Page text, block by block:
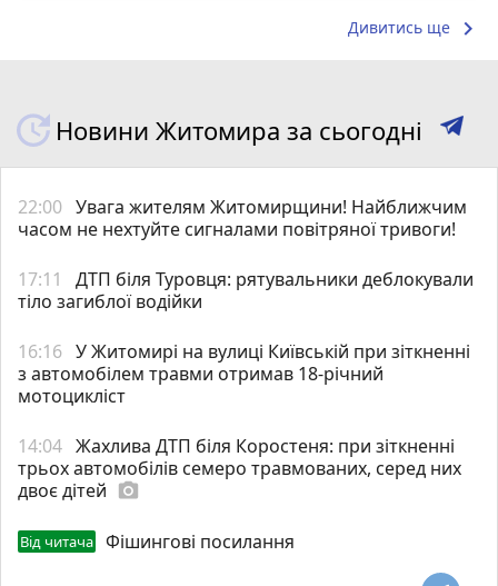
Дивитись ще keyboard_arrow_right
Новини Житомира за сьогодні
22:00 Увага жителям Житомирщини! Найближчим
часом не нехтуйте сигналами повітряної тривоги!
17:11
ДТП біля Туровця: рятувальники деблокували
тіло загиблої водійки
16:16 У Житомирі на вулиці Київській при зіткненні
з автомобілем травми отримав 18-річний
мотоцикліст
14:04 Жахлива ДТП біля Коростеня: при зіткненні
трьох автомобілів семеро травмованих, серед них
двоє дітей photo_camera
Від читача Фішингові посилання